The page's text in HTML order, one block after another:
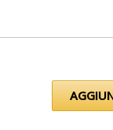
carico di
contro la